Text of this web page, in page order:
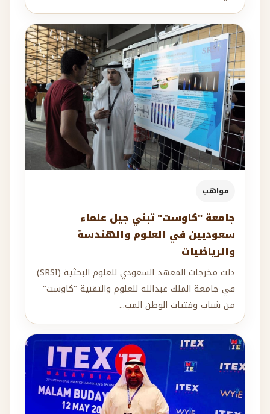
مواهب
جامعة "كاوست" تبني جيل علماء
سعوديين في العلوم والهندسة
والرياضيات
دلت مخرجات المعهد السعودي للعلوم البحثية (SRSI)
في جامعة الملك عبدالله للعلوم والتقنية "كاوست"
من شباب وفتيات الوطن المب...